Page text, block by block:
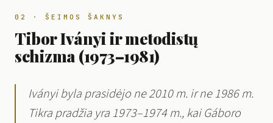
02 · ŠEIMOS ŠAKNYS
Tibor Iványi ir metodistų
schizma (1973–1981)
Iványi byla prasidėjo ne 2010 m. ir ne 1986 m.
Tikra pradžia yra 1973–1974 m., kai Gáboro